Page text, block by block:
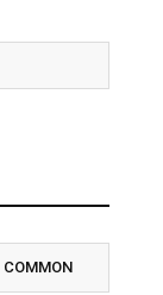
COMMON